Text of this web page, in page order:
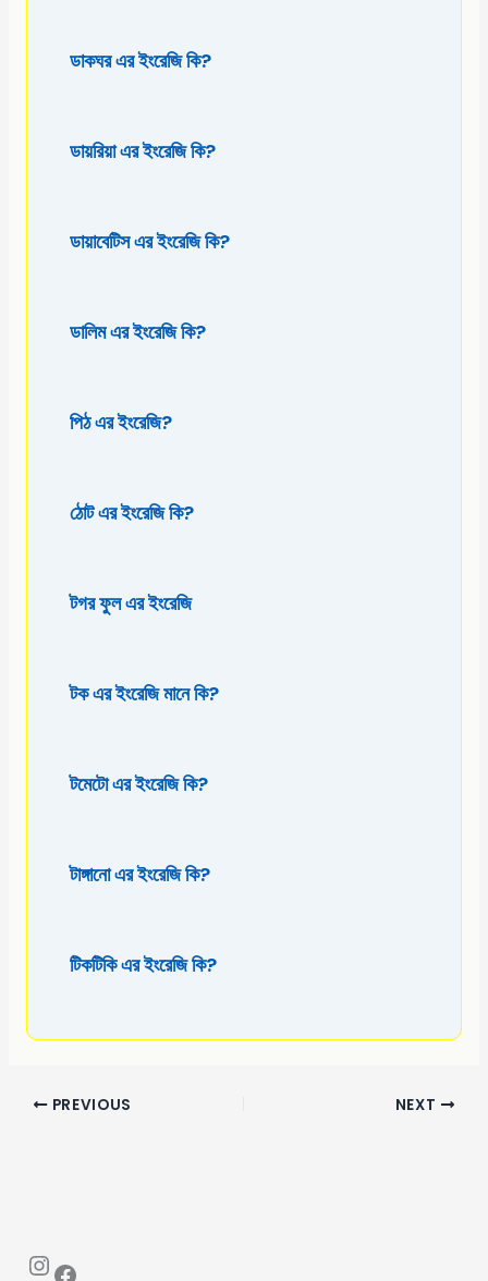
ডাকঘর এর ইংরেজি কি?
ডায়রিয়া এর ইংরেজি কি?
ডায়াবেটিস এর ইংরেজি কি?
ডালিম এর ইংরেজি কি?
পিঠ এর ইংরেজি?
ঠোট এর ইংরেজি কি?
টগর ফুল এর ইংরেজি
টক এর ইংরেজি মানে কি?
টমেটো এর ইংরেজি কি?
টাঙ্গানো এর ইংরেজি কি?
টিকটিকি এর ইংরেজি কি?
PREVIOUS NEXT
InstagramFacebook